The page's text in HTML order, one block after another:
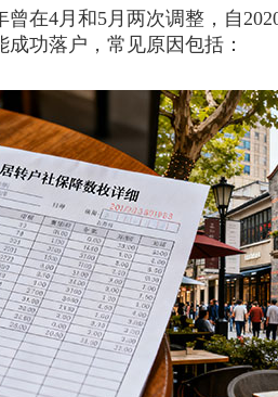
4月和5月两次调整，自
功落户，常见原因包括：